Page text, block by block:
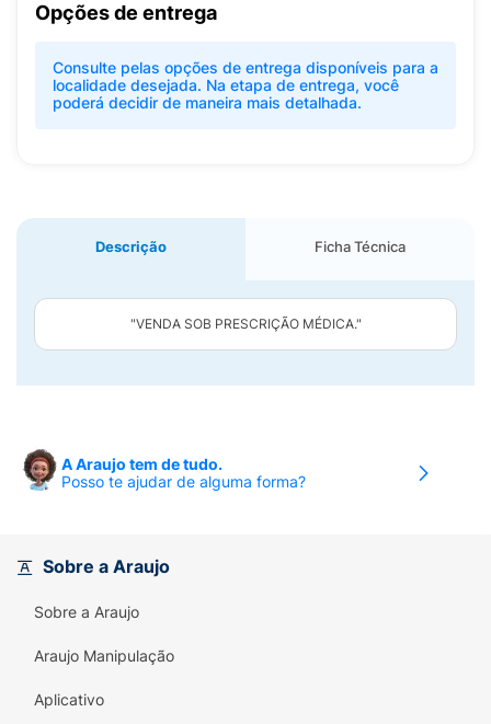
Opções de entrega
Consulte pelas opções de entrega disponíveis para a
localidade desejada. Na etapa de entrega, você
poderá decidir de maneira mais detalhada.
Descrição Ficha Técnica
"VENDA SOB PRESCRIÇÃO MÉDICA."
A Araujo tem de tudo.
Posso te ajudar de alguma forma?
Sobre a Araujo
Sobre a Araujo
Araujo Manipulação
Aplicativo